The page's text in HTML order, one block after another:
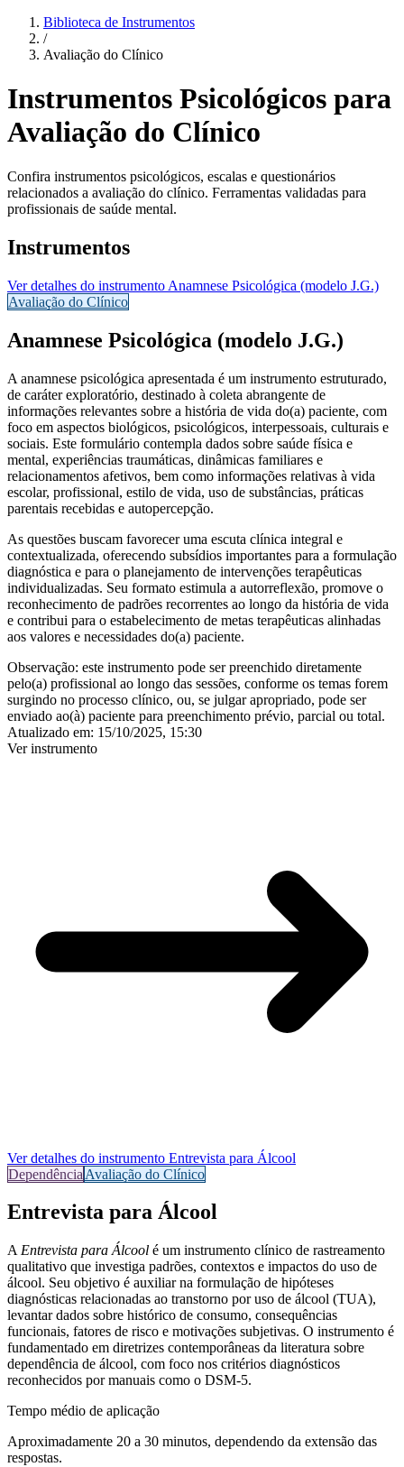
Biblioteca de Instrumentos
/
Avaliação do Clínico
Instrumentos Psicológicos para
Avaliação do Clínico
Confira instrumentos psicológicos, escalas e questionários
relacionados a avaliação do clínico. Ferramentas validadas para
profissionais de saúde mental.
Instrumentos
Ver detalhes do instrumento Anamnese Psicológica (modelo J.G.)
Avaliação do Clínico
Anamnese Psicológica (modelo J.G.)
A anamnese psicológica apresentada é um instrumento estruturado,
de caráterexploratório, destinado à coleta abrangente de
informações relevantes sobre a história de vida do(a) paciente, com
foco em aspectos biológicos, psicológicos, interpessoais, culturais e
sociais. Este formulário contempla dados sobre saúde física e
mental, experiências traumáticas, dinâmicas familiares e
relacionamentos afetivos, bem como informações relativas à vida
escolar, profissional, estilo de vida, uso de substâncias, práticas
parentais recebidas e autopercepção.
As questões buscam favorecer uma escuta clínica integral e
contextualizada, oferecendo subsídios importantes para a formulação
diagnóstica e para o planejamento de intervenções terapêuticas
individualizadas. Seu formato estimula a autorreflexão, promove o
reconhecimento de padrões recorrentes ao longo da história de vida
e contribui para o estabelecimento de metas terapêuticas alinhadas
aos valores e necessidades do(a) paciente.
Observação: este instrumento pode ser preenchido diretamente
pelo(a) profissional ao longo das sessões, conforme os temas forem
surgindo no processo clínico, ou, se julgar apropriado, pode ser
enviado ao(à) paciente para preenchimento prévio, parcial ou total.
Atualizado em: 15/10/2025, 15:30
Ver instrumento
Ver detalhes do instrumento Entrevista para Álcool
Dependência Avaliação do Clínico
Entrevista para Álcool
A Entrevista para Álcool é um instrumento clínico de rastreamento
qualitativo que investiga padrões, contextos e impactos do uso de
álcool. Seu objetivo é auxiliar na formulação de hipóteses
diagnósticas relacionadas ao transtorno por uso de álcool (TUA),
levantar dados sobre histórico de consumo, consequências
funcionais, fatores de risco e motivações subjetivas. O instrumento é
fundamentado em diretrizes contemporâneas da literatura sobre
dependência de álcool, com foco nos critérios diagnósticos
reconhecidos por manuais como o DSM-5.
Tempo médio de aplicação
Aproximadamente 20 a 30 minutos, dependendo da extensão das
respostas.